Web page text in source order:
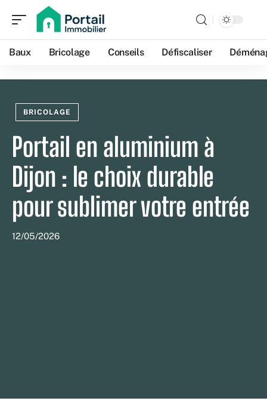
Baux Bricolage Conseils Défiscaliser
BRICOLAGE
Portail en aluminium à
Dijon : le choix durable
pour sublimer votre entrée
12/05/2026